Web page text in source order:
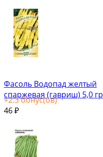
Фасоль Водопад желтый
спаржевая (гавриш) 5,0 гр
+2.3бонус(ов)
46 ₽